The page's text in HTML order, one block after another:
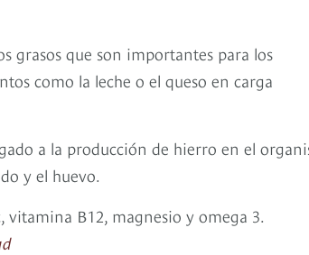
grasos que son importantes para los
como la leche o el queso en carga
a la producción de hierro en el
y el huevo.
B12, magnesio y omega 3.